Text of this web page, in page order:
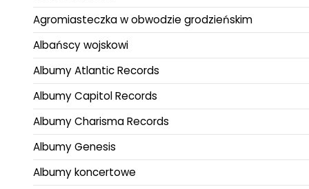
Agromiasteczka w obwodzie grodzieńskim
Albańscy wojskowi
Albumy Atlantic Records
Albumy Capitol Records
Albumy Charisma Records
Albumy Genesis
Albumy koncertowe